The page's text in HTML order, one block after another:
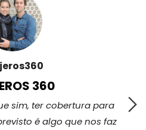
360
sim, ter cobertura para
é algo que nos faz